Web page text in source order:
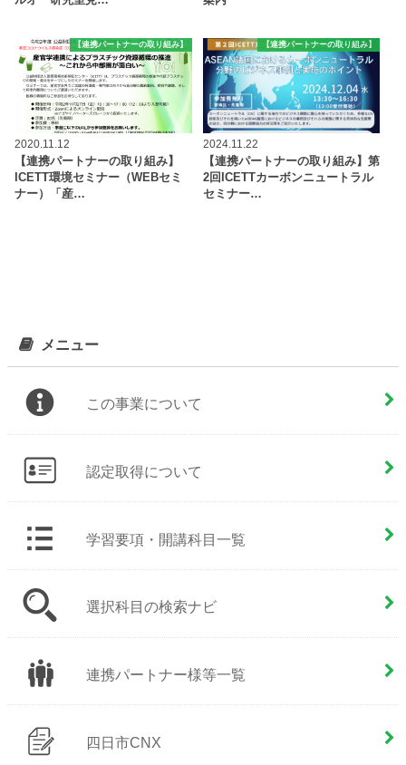
【連携パートナーの取り組み】
2020.11.12
【連携パートナーの取り組み】
ICETT環境セミナー（WEBセミ
ナー）「産…
【連携パートナーの取り組み】
2024.11.22
【連携パートナーの取り組み】第
2回ICETTカーボンニュートラル
セミナー…
メニュー
この事業について
認定取得について
学習要項・開講科目一覧
選択科目の検索ナビ
連携パートナー様等一覧
四日市CNX